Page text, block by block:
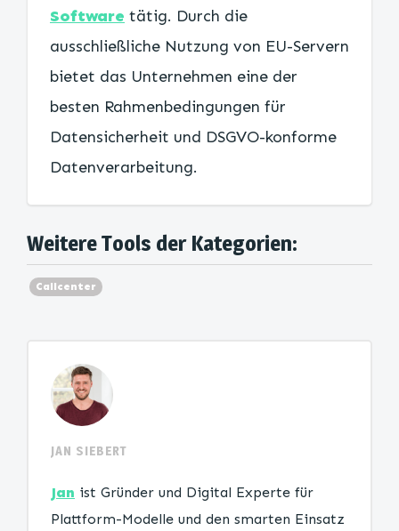
Software tätig. Durch die
ausschließliche Nutzung von EU-Servern
bietet das Unternehmen eine der
besten Rahmenbedingungen für
Datensicherheit und DSGVO-konforme
Datenverarbeitung.
Weitere Tools der Kategorien:
Callcenter
JAN SIEBERT
Jan ist Gründer und Digital Experte für
Plattform-Modelle und den smarten Einsatz